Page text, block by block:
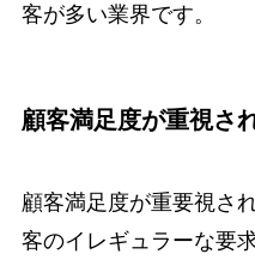
客が多い業界です。
顧客満足度が重視さ
顧客満足度が重要視さ
客のイレギュラーな要